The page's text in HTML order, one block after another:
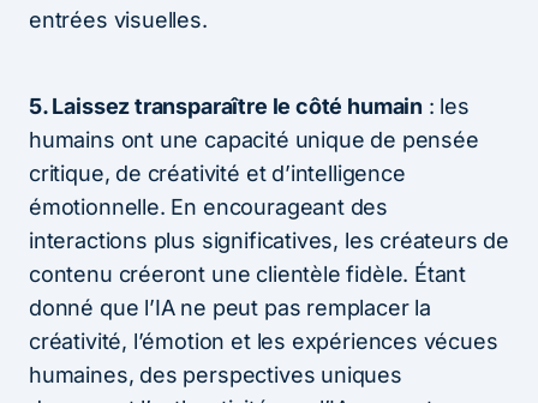
entrées visuelles.
5. Laissez transparaître le côté humain : les
humains ont une capacité unique de pensée
critique, de créativité et d’intelligence
émotionnelle. En encourageant des
interactions plus significatives, les créateurs de
contenu créeront une clientèle fidèle. Étant
donné que l’IA ne peut pas remplacer la
créativité, l’émotion et les expériences vécues
humaines, des perspectives uniques